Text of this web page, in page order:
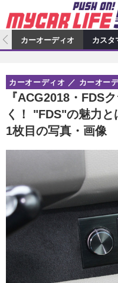
カーオーディオ
プロショップ検索
カーオーディオニュース
その他
カスタマイズ特集記事
カスタマイズニュース
カーグッズ
カーグッズ特集記事
カーグッズニュース
自動車
カーオーディオ カスタ
『ACG2018・FDS
く！ "FDS"の魅力
1枚目の写真・画像
カーオーディオ カーオー